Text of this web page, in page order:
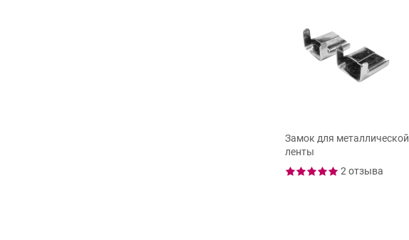
Замок для металлической
ленты
2 отзыва